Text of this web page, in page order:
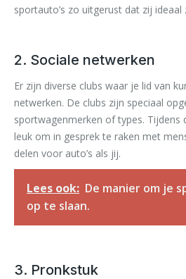
sportauto’s zo uitgerust dat zij
2. Sociale netwerken
Er zijn diverse clubs waar je lid van
netwerken. De clubs zijn speciaal
sportwagenmerken of types. Tijdens
leuk om in gesprek te raken met
delen voor auto’s als jij.
Lees ook: De manier om je
op te slaan.
3. Pronkstuk